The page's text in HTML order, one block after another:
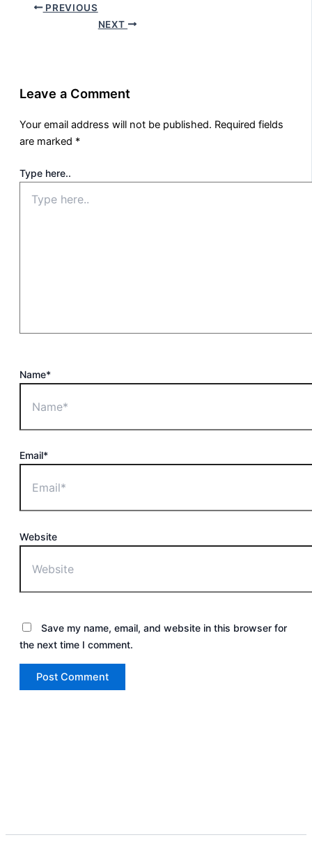
PREVIOUS
NEXT
Leave a Comment
Your email address will not be published. Required fields
are marked *
Type here..
Name*
Email*
Website
Save my name, email, and website in this browser for
the next time I comment.